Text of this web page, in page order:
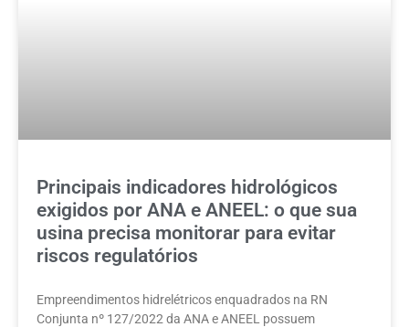
Principais indicadores hidrológicos
exigidos por ANA e ANEEL: o que sua
usina precisa monitorar para evitar
riscos regulatórios
Empreendimentos hidrelétricos enquadrados na RN
Conjunta nº 127/2022 da ANA e ANEEL possuem